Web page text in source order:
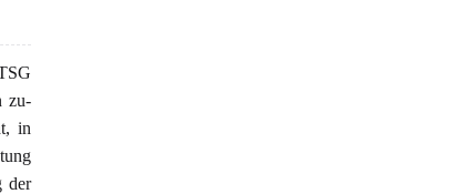
zu-
in
der